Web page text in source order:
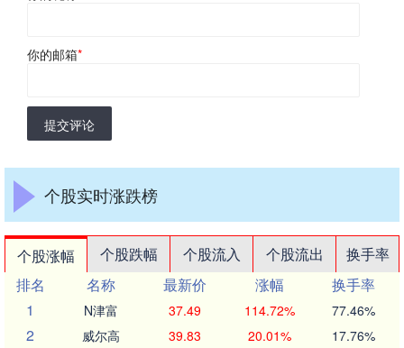
你的邮箱*
提交评论
个股实时涨跌榜
个股涨幅 个股跌幅 个股流入 个股流出
换手率
排名
名称 最新价 涨幅
换手率
1
N津富 37.49 114.72% 77.46%
2 威尔高 39.83 20.01% 17.76%